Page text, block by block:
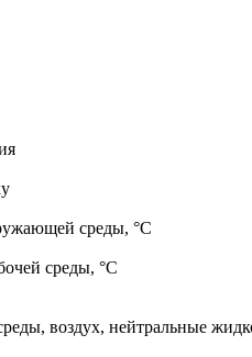
среды, °C
среды, °C
воздух, нейтральные